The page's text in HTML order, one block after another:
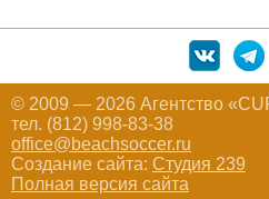
© 2009 — 2026 Агентство
тел. (812) 998-83-38
office@beachsoccer.ru
Создание сайта: Студия 239
Полная версия сайта